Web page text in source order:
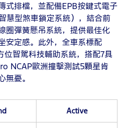
式排檔，並配備EPB按鍵式電子
慧型煞車鎖定系統），結合前
圈彈簧懸吊系統，提供最佳化
安定感。此外，全車系標配
智駕科技輔助系統，搭配7具
NCAP歐洲撞擊測試5顆星肯
憂。
Active